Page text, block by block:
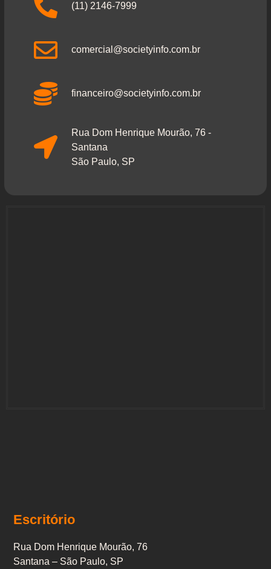
(11) 2146-7999
comercial@societyinfo.com.br
financeiro@societyinfo.com.br
Rua Dom Henrique Mourão, 76 -
Santana
São Paulo, SP
Escritório
Rua Dom Henrique Mourão, 76
Santana – São Paulo, SP